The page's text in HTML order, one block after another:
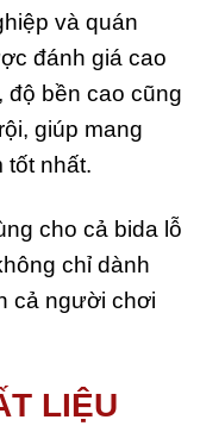
và quán
đánh giá cao
độ bền cao cũng
giúp mang
tốt nhất.
cho cả bida lỗ
chỉ dành
cả người chơi
LIỆU